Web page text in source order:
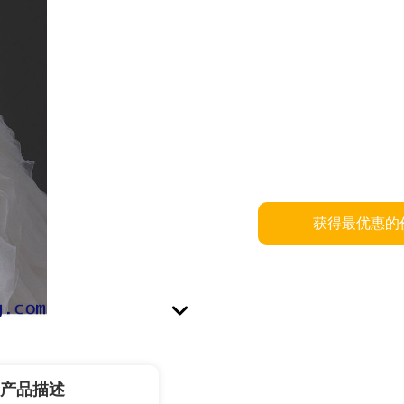
获得最优惠的
产品描述